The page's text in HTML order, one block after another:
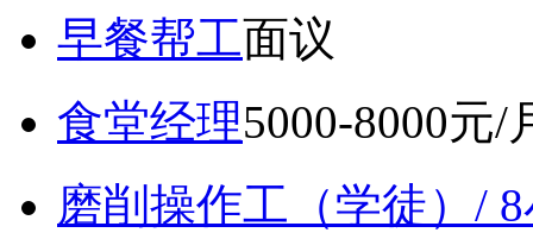
早餐帮工面议
食堂经理5000-8000元/
磨削操作工（学徒）/